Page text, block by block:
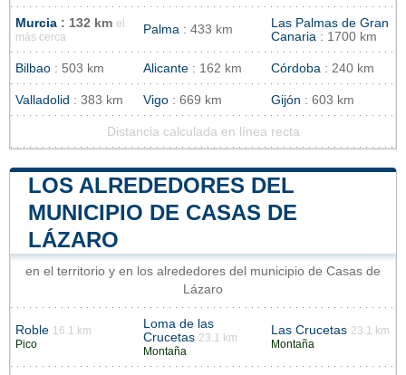
Murcia : 132 km el
más cerca
Palma : 433 km
Las Palmas de Gran
Canaria : 1700 km
Bilbao : 503 km Alicante : 162 km Córdoba : 240 km
Valladolid : 383 km Vigo : 669 km Gijón : 603 km
Distancia calculada en línea recta
LOS ALREDEDORES DEL
MUNICIPIO DE CASAS DE
LÁZARO
en el territorio y en los alrededores del municipio de Casas de
Lázaro
Roble 16.1 km
Pico
Loma de las
Crucetas 23.1 km
Montaña
Las Crucetas 23.1 km
Montaña